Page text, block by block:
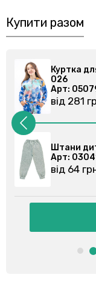
Купити разом
027
від
від